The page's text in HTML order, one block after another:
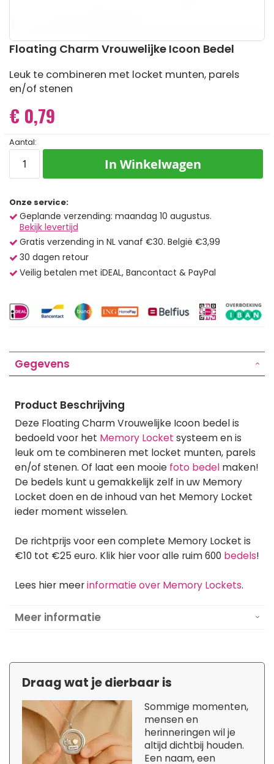
Ga
het
begin
van
afbeeldingen-
gallerij
Floating Charm Vrouwelijke Icoon Bedel
Leuk te combineren met locket munten, parels
en/of stenen
€ 0,79
Aantal:
In Winkelwagen
Onze service:
Geplande verzending: maandag 10 augustus.
Bekijk levertijd
Gratis verzending in NL vanaf €30. België €3,99
30 dagen retour
Veilig betalen met iDEAL, Bancontact & PayPal
Gegevens
Product Beschrijving
Deze Floating Charm Vrouwelijke Icoon bedel is
bedoeld voor het Memory Locket systeem en is
leuk om te combineren met locket munten, parels
en/of stenen. Of laat een mooie foto bedel maken!
De bedels kunt u gemakkelijk zelf in uw Memory
Locket doen en de inhoud van het Memory Locket
ieder moment wisselen.
De richtprijs voor een complete Memory Locket is
€10 tot €25 euro. Klik hier voor alle ruim 600 bedels!
Lees hier meerinformatie over Memory Lockets.
Meer informatie
Draag wat je dierbaar is
Sommige momenten,
mensen en
herinneringen wil je
altijd dichtbij houden.
Een naam, een